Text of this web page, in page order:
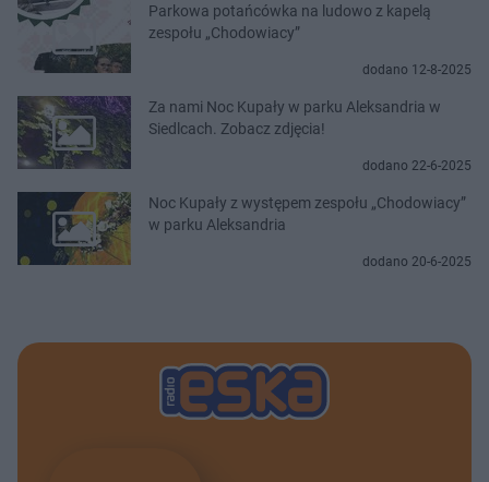
Parkowa potańcówka na ludowo z kapelą
zespołu „Chodowiacy”
dodano 12-8-2025
Za nami Noc Kupały w parku Aleksandria w
Siedlcach. Zobacz zdjęcia!
dodano 22-6-2025
Noc Kupały z występem zespołu „Chodowiacy”
w parku Aleksandria
dodano 20-6-2025